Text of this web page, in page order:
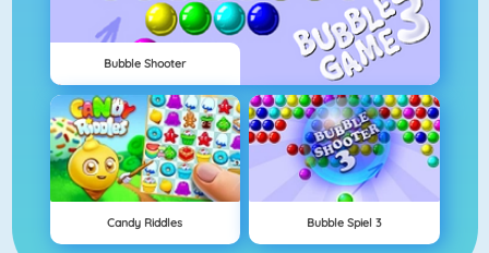
Bubble Shooter
Candy Riddles Bubble Spiel 3